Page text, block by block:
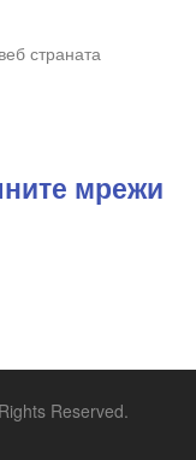
страната
мрежи
Reserved.